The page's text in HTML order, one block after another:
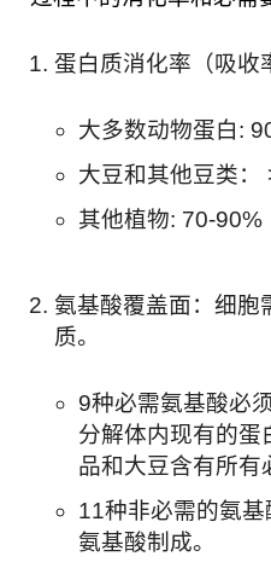
蛋白质消化率（吸收
大多数动物蛋白:
大豆和其他豆类：
其他植物: 70-90%
氨基酸覆盖面：细胞
质。
9种必需氨基酸必
分解体内现有的蛋
品和大豆含有所有
11种非必需的氨
氨基酸制成。